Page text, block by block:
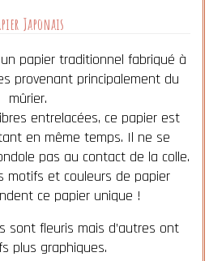
Japonais
papier traditionnel fabriqué à
provenant principalement du
mûrier.
entrelacées, ce papier est
en même temps. Il ne se
pas au contact de la colle.
motifs et couleurs de papier
ce papier unique !
sont fleuris mais d’autres ont
plus graphiques.